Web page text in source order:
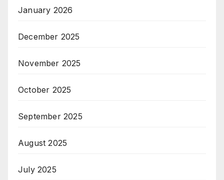
January 2026
December 2025
November 2025
October 2025
September 2025
August 2025
July 2025